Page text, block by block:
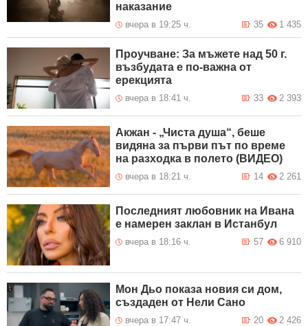
наказание
вчера в 19:25 ч. 1 435
35
Проучване: За мъжете над 50 г.
възбудата е по-важна от
ерекцията
вчера в 18:41 ч. 2 393
33
Акжан - „Чиста душа“, беше
видяна за първи път по време
на разходка в полето (ВИДЕО)
вчера в 18:21 ч. 2 261
14
Последният любовник на Ивана
е намерен заклан в Истанбул
вчера в 18:16 ч. 6 910
57
Мон Дьо показа новия си дом,
създаден от Нели Сано
вчера в 17:47 ч. 2 426
20